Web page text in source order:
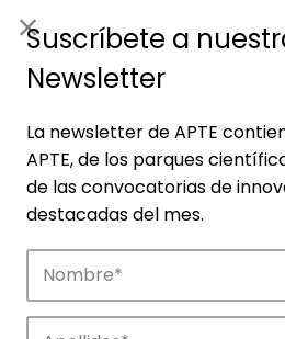
Empresas
Suscríbete a
Newsletter
La newsletter de APTE
APTE, de los parques
de las convocatorias de
destacadas del mes.